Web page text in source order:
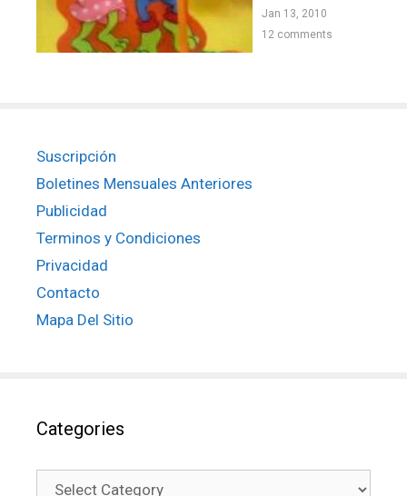
Jan 13, 2010
12 comments
Suscripción
Boletines Mensuales Anteriores
Publicidad
Terminos y Condiciones
Privacidad
Contacto
Mapa Del Sitio
Categories